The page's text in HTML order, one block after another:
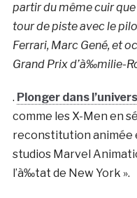
partir du même cuir
tour de piste avec le
Ferrari, Marc Gené, et
Grand Prix d’à‰milie-
. Plonger dans
comme les X-Men en
reconstitution animée
studios Marvel
l’à‰tat de New York ».